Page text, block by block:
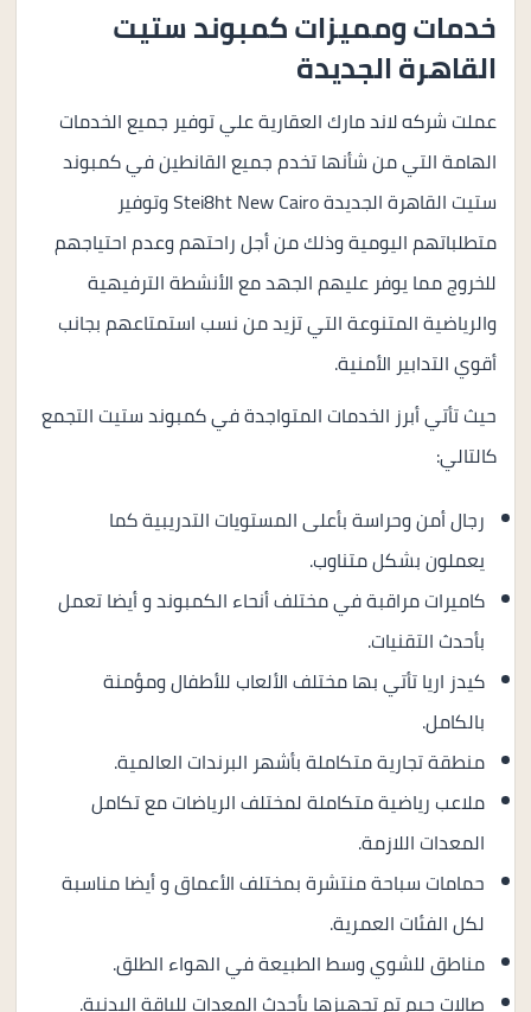
خدمات ومميزات كمبوند ستيت
القاهرة الجديدة
عملت شركه لاند مارك العقارية علي توفير جميع الخدمات
الهامة التي من شأنها تخدم جميع القانطين في كمبوند
ستيت القاهرة الجديدة Stei8ht New Cairo وتوفير
متطلباتهم اليومية وذلك من أجل راحتهم وعدم احتياجهم
للخروج مما يوفر عليهم الجهد مع الأنشطة الترفيهية
والرياضية المتنوعة التي تزيد من نسب استمتاعهم بجانب
أقوي التدابير الأمنية.
حيث تأتي أبرز الخدمات المتواجدة في كمبوند ستيت التجمع
كالتالي:
رجال أمن وحراسة بأعلى المستويات التدريبية كما
يعملون بشكل متناوب.
كاميرات مراقبة في مختلف أنحاء الكمبوند و أيضا تعمل
بأحدث التقنيات.
كيدز اريا تأتي بها مختلف الألعاب للأطفال ومؤمنة
بالكامل.
منطقة تجارية متكاملة بأشهر البرندات العالمية.
ملاعب رياضية متكاملة لمختلف الرياضات مع تكامل
المعدات اللازمة.
حمامات سباحة منتشرة بمختلف الأعماق و أيضا مناسبة
لكل الفئات العمرية.
مناطق للشوي وسط الطبيعة في الهواء الطلق.
صالات جيم تم تجهيزها بأحدث المعدات للياقة البدنية.